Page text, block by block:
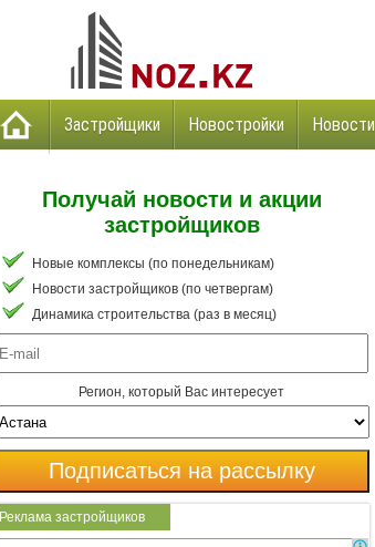
Застройщики Новостройки Новости
Получай новости и акции
застройщиков
Новые комплексы (по понедельникам)
Новости застройщиков (по четвергам)
Динамика строительства (раз в месяц)
Регион, который Вас интересует
Реклама застройщиков